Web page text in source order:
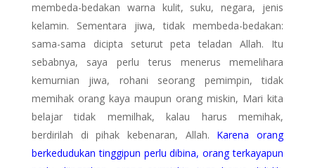
membeda-bedakan warna kulit, suku, negara, jenis
kelamin. Sementara jiwa, tidak membeda-bedakan:
sama-sama dicipta seturut peta teladan Allah. Itu
sebabnya, saya perlu terus menerus memelihara
kemurnian jiwa, rohani seorang pemimpin, tidak
memihak orang kaya maupun orang miskin, Mari kita
belajar tidak memilhak, kalau harus memihak,
berdirilah di pihak kebenaran, Allah. Karena orang
berkedudukan tinggipun perlu dibina, orang terkayapun